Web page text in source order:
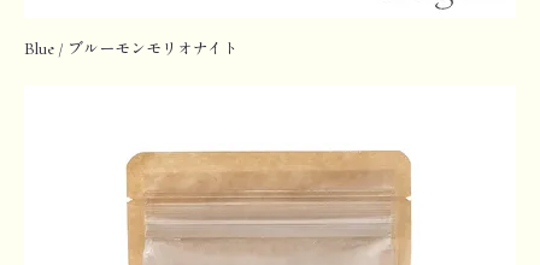
Blue / ブルーモンモリオナイト